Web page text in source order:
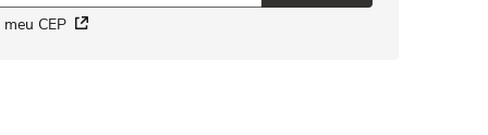
CEP